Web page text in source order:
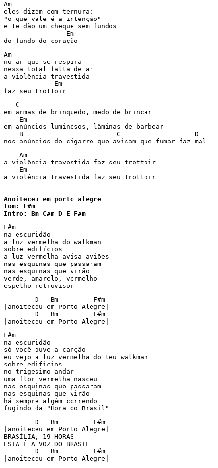
Am
eles dizem com ternura:
"o que vale é a intenção"
e te dão um cheque sem fundos
                Em
do fundo do coração
Am
no ar que se respira
nessa total falta de ar
a violência travestida
             Em
faz seu trottoir
   C
em armas de brinquedo, medo de brincar
    Em
em anúncios luminosos, lâminas de barbear
    B                        C                   D
nos anúncios de cigarro que avisam que fumar faz mal
    Am
a violência travestida faz seu trottoir
    Em
a violência travestida faz seu trottoir
Anoiteceu em porto alegre
Tom: F#m
F#m
na escuridão
a luz vermelha do walkman
sobre edifícios
a luz vermelha avisa aviões
nas esquinas que passaram
nas esquinas que virão
verde, amarelo, vermelho
espelho retrovisor
        D   Bm         F#m
|anoiteceu em Porto Alegre|
        D   Bm         F#m
|anoiteceu em Porto Alegre|
F#m
na escuridão
só você ouve a canção
eu vejo a luz vermelha do teu walkman
sobre edificios
no trigesimo andar
uma flor vermelha nasceu
nas esquinas que passaram
nas esquinas que virão
há sempre algém correndo
        D   Bm         F#m
|anoiteceu em Porto Alegre|
BRASÍLIA, 19 HORAS
ESTA É A VOZ DO BRASIL
        D   Bm         F#m
|anoiteceu em Porto Alegre|